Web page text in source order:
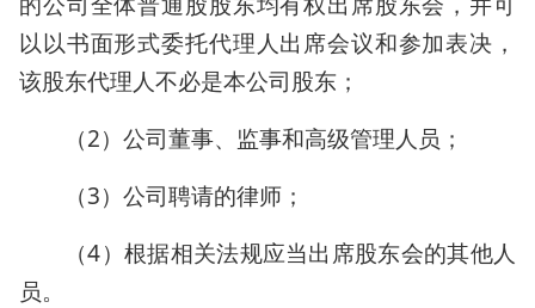
以以书面形式委托代理人出席会议和参加表决，
该股东代理人不必是本公司股东；
（2）公司董事、监事和高级管理人员；
（3）公司聘请的律师；
（4）根据相关法规应当出席股东会的其他人
员。